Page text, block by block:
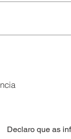
Declaro que as